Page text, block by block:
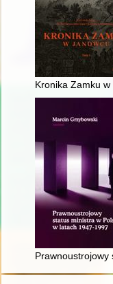
Kronika Zamku w
Prawnoustrojowy